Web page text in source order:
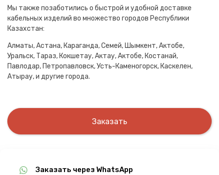
Мы также позаботились о быстрой и удобной доставке
кабельных изделий во множество городов Республики
Казахстан:
Алматы, Астана, Караганда, Семей, Шымкент, Актобе,
Уральск, Тараз, Кокшетау, Актау, Актобе, Костанай,
Павлодар, Петропавловск, Усть-Каменогорск, Каскелен,
Атырау, и другие города.
Заказать
Заказать через WhatsApp